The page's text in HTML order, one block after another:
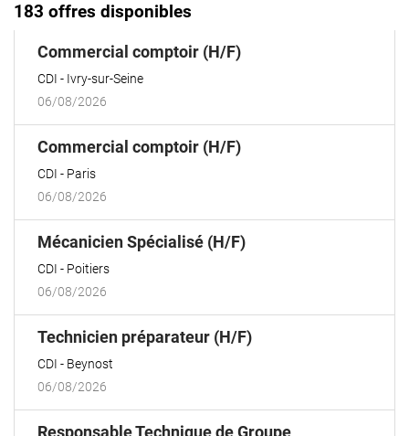
183 offres disponibles
Commercial comptoir (H/F)(Nouvelle
CDI
Ivry-sur-Seine
06/08/2026
Commercial comptoir (H/F)(Nouvelle
CDI
Paris
06/08/2026
Mécanicien Spécialisé (H/F)(Nouvelle
CDI
Poitiers
06/08/2026
Technicien préparateur (H/F)(Nouvelle
CDI
Beynost
06/08/2026
Responsable Technique de Groupe(Nouvelle